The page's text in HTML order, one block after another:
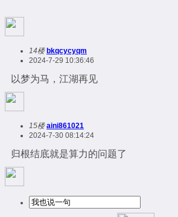
14楼 bkqcycyqm
2024-7-29 10:36:46
以梦为马，江湖再见
15楼 aini861021
2024-7-30 08:14:24
归根结底就是算力的问题了